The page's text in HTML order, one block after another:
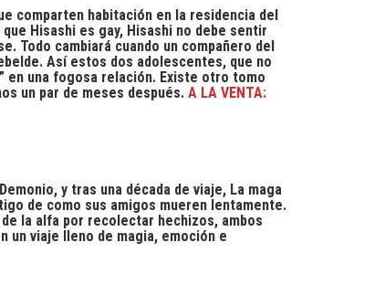
comparten habitación en la residencia del
Hisashi es gay, Hisashi no debe sentir
Todo cambiará cuando un compañero del
Así estos dos adolescentes, que no
en una fogosa relación. Existe otro tomo
un par de meses después. A LA VENTA:
y tras una década de viaje, La maga
de como sus amigos mueren lentamente.
la alfa por recolectar hechizos, ambos
un viaje lleno de magia, emoción e